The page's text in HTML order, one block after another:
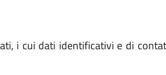
i cui dati identificativi e di